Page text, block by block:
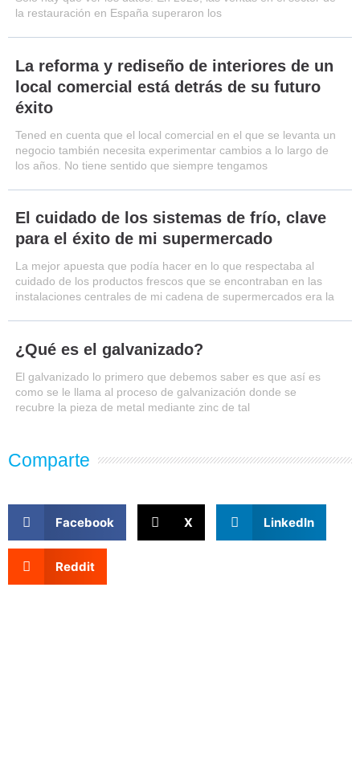
la restauración en España superaron los
La reforma y rediseño de interiores de un
local comercial está detrás de su futuro
éxito
Tened en cuenta que el local comercial en el que se levanta un
negocio también necesita experimentar cambios a lo largo de
los años. No tiene sentido que siempre tengamos
El cuidado de los sistemas de frío, clave
para el éxito de mi supermercado
La mejor apuesta que podía hacer en lo que respectaba al
cuidado de los productos frescos que se encontraban en las
instalaciones centrales de mi cadena de supermercados era la
¿Qué es el galvanizado?
El galvanizado lo primero que debemos saber es que así es
como se le llama al proceso de galvanización donde se
recubre la pieza de metal mediante zinc de tal
Comparte
Facebook X LinkedIn
Reddit